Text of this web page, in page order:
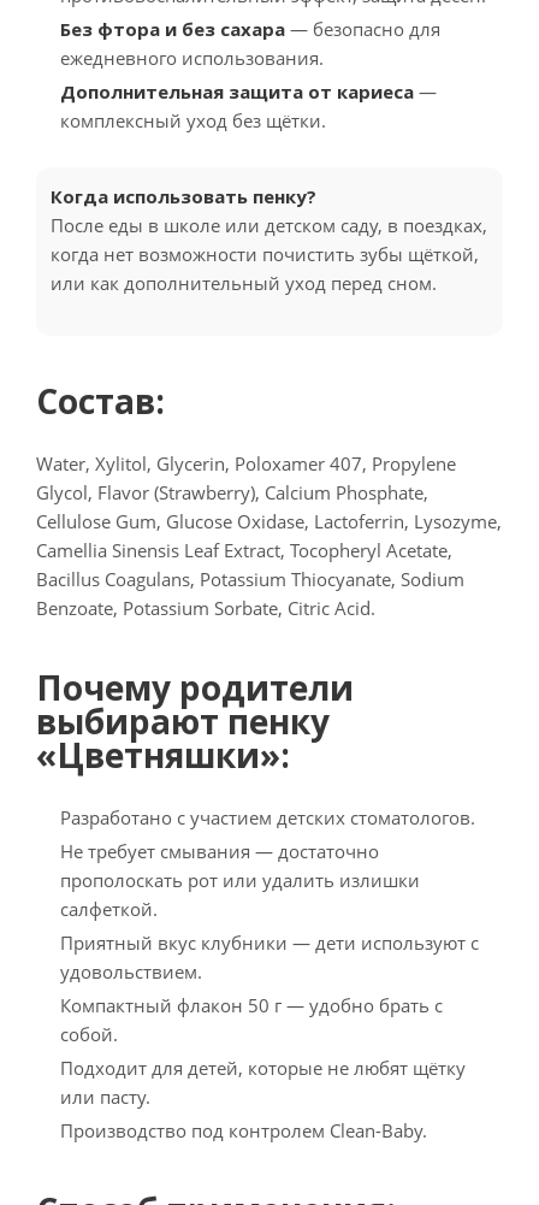
Без фтора и без сахара — безопасно для
ежедневного использования.
Дополнительная защита от кариеса —
комплексный уход без щётки.
Когда использовать пенку?
После еды в школе или детском саду, в поездках,
когда нет возможности почистить зубы щёткой,
или как дополнительный уход перед сном.
Состав:
Water, Xylitol, Glycerin, Poloxamer 407, Propylene
Glycol, Flavor (Strawberry), Calcium Phosphate,
Cellulose Gum, Glucose Oxidase, Lactoferrin, Lysozyme,
Camellia Sinensis Leaf Extract, Tocopheryl Acetate,
Bacillus Coagulans, Potassium Thiocyanate, Sodium
Benzoate, Potassium Sorbate, Citric Acid.
Почему родители
выбирают пенку
«Цветняшки»:
Разработано с участием детских стоматологов.
Не требует смывания — достаточно
прополоскать рот или удалить излишки
салфеткой.
Приятный вкус клубники — дети используют с
удовольствием.
Компактный флакон 50 г — удобно брать с
собой.
Подходит для детей, которые не любят щётку
или пасту.
Производство под контролем Clean-Baby.